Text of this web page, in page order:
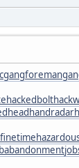
gangforeman
hackedbolt
handradar